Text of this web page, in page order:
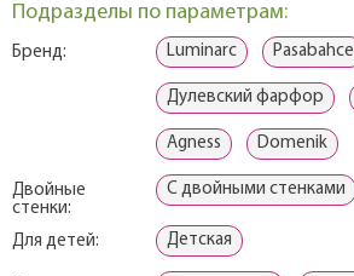
Подразделы по параметрам:
Бренд: Luminarc Pasabahce
Дулевский фарфор
Agness Domenik
Двойные
стенки:
С двойными стенками
Для детей: Детская